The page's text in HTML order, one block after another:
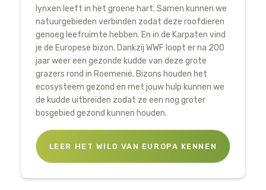
lynxen leeft in het groene hart. Samen kunnen we
natuurgebieden verbinden zodat deze roofdieren
genoeg leefruimte hebben. En in de Karpaten vind
je de Europese bizon. Dankzij WWF loopt er na 200
jaar weer een gezonde kudde van deze grote
grazers rond in Roemenië. Bizons houden het
ecosysteem gezond en met jouw hulp kunnen we
de kudde uitbreiden zodat ze een nog groter
bosgebied gezond kunnen houden.
LEER HET WILD VAN EUROPA KENNEN